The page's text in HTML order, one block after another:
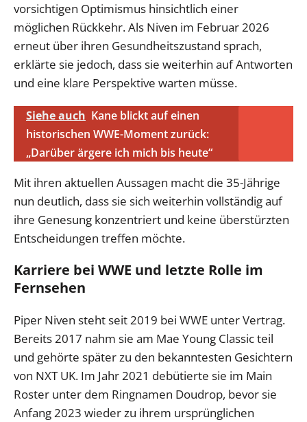
vorsichtigen Optimismus hinsichtlich einer
möglichen Rückkehr. Als Niven im Februar 2026
erneut über ihren Gesundheitszustand sprach,
erklärte sie jedoch, dass sie weiterhin auf Antworten
und eine klare Perspektive warten müsse.
Siehe auch Kane blickt auf einen
historischen WWE-Moment zurück:
„Darüber ärgere ich mich bis heute“
Mit ihren aktuellen Aussagen macht die 35-Jährige
nun deutlich, dass sie sich weiterhin vollständig auf
ihre Genesung konzentriert und keine überstürzten
Entscheidungen treffen möchte.
Karriere bei WWE und letzte Rolle im
Fernsehen
Piper Niven steht seit 2019 bei WWE unter Vertrag.
Bereits 2017 nahm sie am Mae Young Classic teil
und gehörte später zu den bekanntesten Gesichtern
von NXT UK. Im Jahr 2021 debütierte sie im Main
Roster unter dem Ringnamen Doudrop, bevor sie
Anfang 2023 wieder zu ihrem ursprünglichen